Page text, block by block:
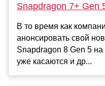
Snapdragon 7+ Gen
В то время как
анонсировать свой
Snapdragon 8 Gen 5
уже касаются и др...